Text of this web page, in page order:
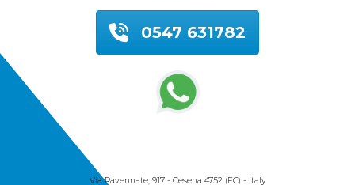
0547 631782
Via Ravennate, 917 - Cesena 4752 (FC) - Italy